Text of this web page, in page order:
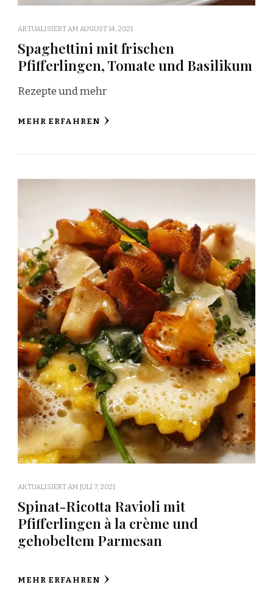
AKTUALISIERT AM AUGUST 14, 2021
Spaghettini mit frischen
Pfifferlingen, Tomate und Basilikum
Rezepte und mehr
MEHR ERFAHREN
AKTUALISIERT AM JULI 7, 2021
Spinat-Ricotta Ravioli mit
Pfifferlingen à la crème und
gehobeltem Parmesan
MEHR ERFAHREN